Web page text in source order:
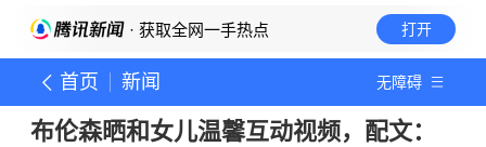
· 获取全网一手热点 打开
首页 新闻 无障碍
布伦森晒和女儿温馨互动视频，配文：